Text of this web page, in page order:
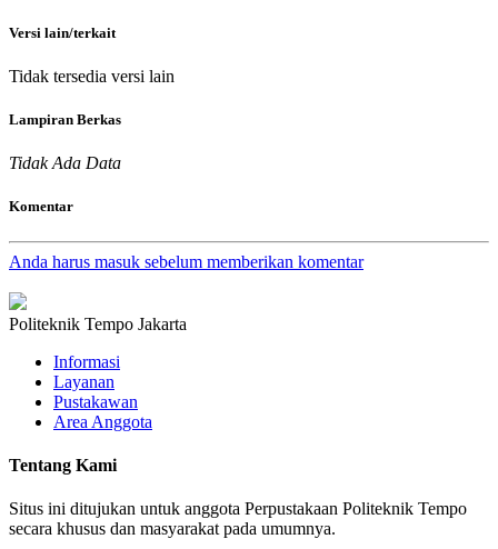
Versi lain/terkait
Tidak tersedia versi lain
Lampiran Berkas
Tidak Ada Data
Komentar
Anda harus masuk sebelum memberikan komentar
Politeknik Tempo Jakarta
Informasi
Layanan
Pustakawan
Area Anggota
Tentang Kami
Situs ini ditujukan untuk anggota Perpustakaan Politeknik Tempo
secara khusus dan masyarakat pada umumnya.